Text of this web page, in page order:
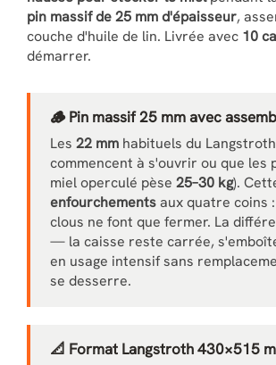
pin massif de 25 mm d'épaisseur,
couche d'huile de lin. Livrée avec 10
démarrer.
🪵 Pin massif 25 mm avec
Les 22 mm habituels du
commencent à s'ouvrir ou que les
miel operculé pèse 25–30 kg).
enfourchementsaux quatre coins
clous ne font que fermer. La
— la caisse reste carrée,
en usage intensif sans
se desserre.
📐 Format Langstroth 430×515